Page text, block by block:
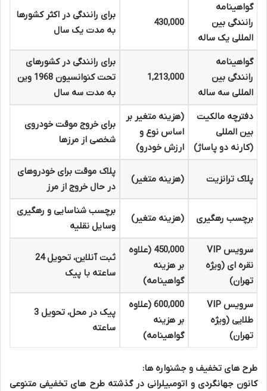
گواهینامه
رانندگی بین
المللی یک ساله
430,000
برای رانندگی در اکثر کشورها
به مدت یک سال
گواهینامه
رانندگی بین
المللی سه ساله
1,213,000
برای رانندگی در کشورهای
تحت کنوانسیون 1968 وین
به مدت سه سال
دفترچه مالکیت
بین المللی
(کارنه دو پاساژ)
(هزینه متغیر بر
اساس نوع و
ارزش خودرو)
برای خروج موقت خودروی
شخصی از مرزها
پلاک ترانزیت (هزینه متغیر)
پلاک موقت برای خودروهای
در حال خروج از مرز
برچسب رهگیری (هزینه متغیر)
برچسب شناسایی و رهگیری
وسایل نقلیه
سرویس VIP
نقره ای (ویژه
تهران)
450,000 (علاوه
بر هزینه
گواهینامه)
ثبت آنلاین، تحویل 24
ساعته با پیک
سرویس VIP
طلایی (ویژه
تهران)
600,000 (علاوه
بر هزینه
گواهینامه)
پیک در محل، تحویل 3
ساعته
طرح های تخفیف و جشنواره ها:
کانون جهانگردی و اتومبیلرانی در گذشته طرح های تخفیفی متنوعی